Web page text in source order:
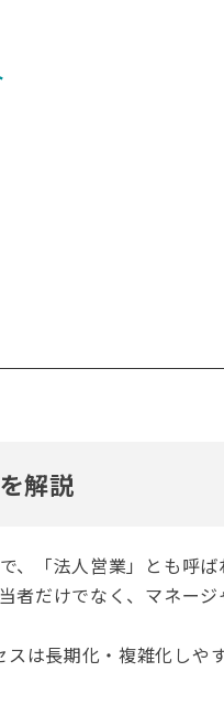
解説
「法人営業」とも呼ば
者だけでなく、マネー
は長期化・複雑化しや